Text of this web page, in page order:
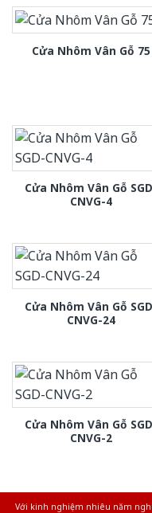
Cửa Nhôm Vân Gỗ 75
Cửa Nhôm Vân Gỗ
CNVG-4
Cửa Nhôm Vân Gỗ
CNVG-24
Cửa Nhôm Vân Gỗ
CNVG-2
Với kinh nghiệm nhiêu năm